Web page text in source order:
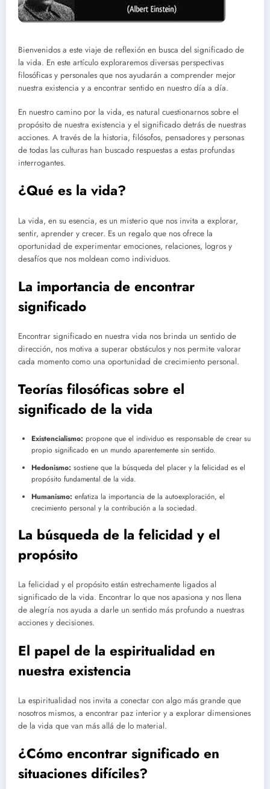
Bienvenidos a este viaje de reflexión en busca del significado de
la vida. En este artículo exploraremos diversas perspectivas
filosóficas y personales que nos ayudarán a comprender mejor
nuestra existencia y a encontrar sentido en nuestro día a día.
En nuestro camino por la vida, es natural cuestionarnos sobre el
propósito de nuestra existencia y el significado detrás de nuestras
acciones. A través de la historia, filósofos, pensadores y personas
de todas las culturas han buscado respuestas a estas profundas
interrogantes.
¿Qué es la vida?
La vida, en su esencia, es un misterio que nos invita a explorar,
sentir, aprender y crecer. Es un regalo que nos ofrece la
oportunidad de experimentar emociones, relaciones, logros y
desafíos que nos moldean como individuos.
La importancia de encontrar
significado
Encontrar significado en nuestra vida nos brinda un sentido de
dirección, nos motiva a superar obstáculos y nos permite valorar
cada momento como una oportunidad de crecimiento personal.
Teorías filosóficas sobre el
significado de la vida
Existencialismo: propone que el individuo es responsable de crear su
propio significado en un mundo aparentemente sin sentido.
Hedonismo: sostiene que la búsqueda del placer y la felicidad es el
propósito fundamental de la vida.
Humanismo: enfatiza la importancia de la autoexploración, el
crecimiento personal y la contribución a la sociedad.
La búsqueda de la felicidad y el
propósito
La felicidad y el propósito están estrechamente ligados al
significado de la vida. Encontrar lo que nos apasiona y nos llena
de alegría nos ayuda a darle un sentido más profundo a nuestras
acciones y decisiones.
El papel de la espiritualidad en
nuestra existencia
La espiritualidad nos invita a conectar con algo más grande que
nosotros mismos, a encontrar paz interior y a explorar dimensiones
de la vida que van más allá de lo material.
¿Cómo encontrar significado en
situaciones difíciles?